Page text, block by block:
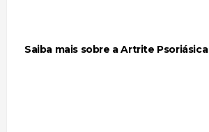
Saiba mais sobre a Artrite Psoriásica